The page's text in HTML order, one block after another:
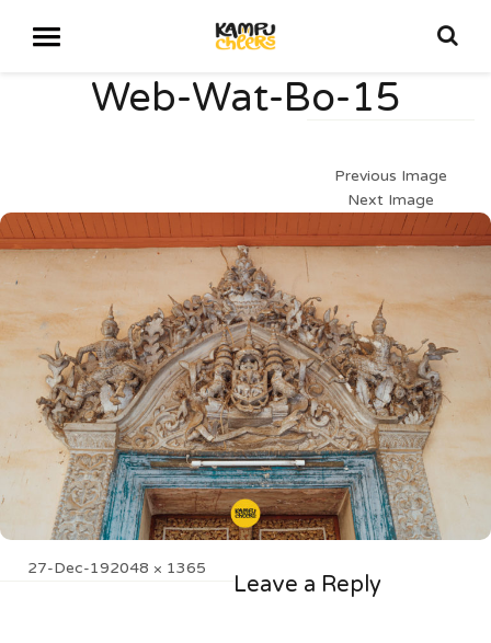
Web-Wat-Bo-15
Previous Image
Next Image
Posted
27-Dec-19Full
2048 × 1365
Leave a Reply